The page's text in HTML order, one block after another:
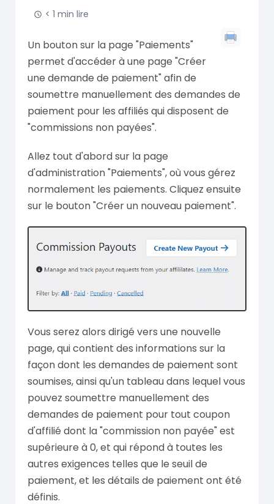
< 1 min lire
Un bouton sur la page "Paiements"
permet d'accéder à une page "Créer
une demande de paiement" afin de
soumettre manuellement des demandes de
paiement pour les affiliés qui disposent de
"commissions non payées".
Allez tout d'abord sur la page
d'administration "Paiements", où vous gérez
normalement les paiements. Cliquez ensuite
sur le bouton "Créer un nouveau paiement".
Vous serez alors dirigé vers une nouvelle
page, qui contient des informations sur la
façon dont les demandes de paiement sont
soumises, ainsi qu'un tableau dans lequel vous
pouvez soumettre manuellement des
demandes de paiement pour tout coupon
d'affilié dont la "commission non payée" est
supérieure à 0, et qui répond à toutes les
autres exigences telles que le seuil de
paiement, et les détails de paiement ont été
définis.